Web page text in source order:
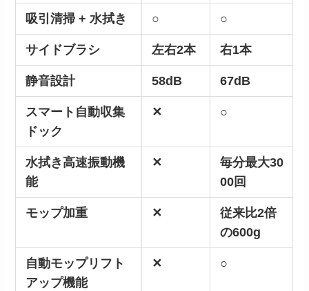
吸引清掃 + 水拭き ○ ○
サイドブラシ 左右2本 右1本
静音設計 58dB 67dB
スマート自動収集
ドック
✕ ○
水拭き高速振動機
能
✕
毎分最大30
00回
モップ加重 ✕
従来比2倍
の600g
自動モップリフト
アップ機能
✕ ○